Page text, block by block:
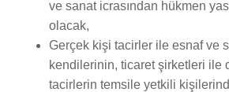
ve sanat icrasından hükmen
olacak,
Gerçek kişi tacirler ile esnaf ve
kendilerinin, ticaret şirketleri ile
tacirlerin temsile yetkili